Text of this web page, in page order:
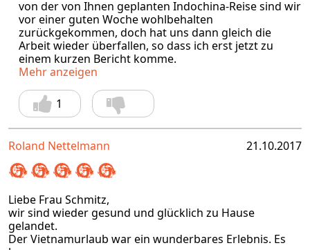
von der von Ihnen geplanten Indochina-Reise sind wir
vor einer guten Woche wohlbehalten
zurückgekommen, doch hat uns dann gleich die
Arbeit wieder überfallen, so dass ich erst jetzt zu
einem kurzen Bericht komme.
Mehr anzeigen
1
Roland Nettelmann 21.10.2017
Liebe Frau Schmitz,
wir sind wieder gesund und glücklich zu Hause
gelandet.
Der Vietnamurlaub war ein wunderbares Erlebnis. Es